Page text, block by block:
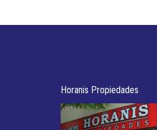
Horanis Propiedades